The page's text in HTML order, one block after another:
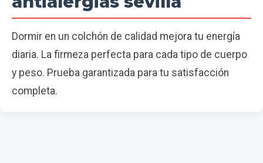
Dormir en un colchón de calidad mejora tu energía
diaria. La firmeza perfecta para cada tipo de cuerpo
y peso. Prueba garantizada para tu satisfacción
completa.